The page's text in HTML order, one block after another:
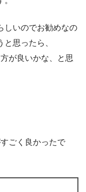
しいのでお勧めなの
思ったら、
が良いかな、と思
ごく良かったで